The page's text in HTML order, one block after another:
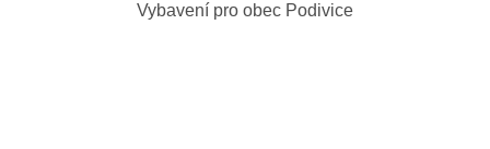
Vybavení pro obec Podivice